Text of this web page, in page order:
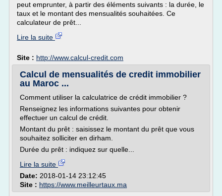
peut emprunter, à partir des éléments suivants : la durée, le
taux et le montant des mensualités souhaitées. Ce
calculateur de prêt...
Lire la suite
Site : http://www.calcul-credit.com
Calcul de mensualités de credit immobilier
au Maroc ...
Comment utiliser la calculatrice de crédit immobilier ?
Renseignez les informations suivantes pour obtenir
effectuer un calcul de crédit.
Montant du prêt : saisissez le montant du prêt que vous
souhaitez solliciter en dirham.
Durée du prêt : indiquez sur quelle...
Lire la suite
Date: 2018-01-14 23:12:45
Site : https://www.meilleurtaux.ma